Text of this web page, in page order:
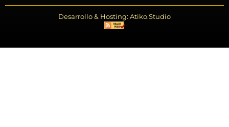
Desarrollo & Hosting: Atiko.Studio